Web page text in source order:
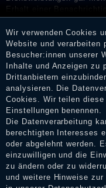
Erhalt einer
Bewertungen
Shop informieren.
Impressum
AGB
Wir verwenden Cookies
Website und verarbeiten
Besucher:innen unserer
Inhalte und Anzeigen zu
Drittanbietern
analysieren. Die
Cookies. Wir teilen
Einstellungen benennen.
Die Datenverarbeitung
berechtigten Interesses
oder abgelehnt werden.
einzuwilligen und die
zu ändern oder zu
und weitere Hinweise zur